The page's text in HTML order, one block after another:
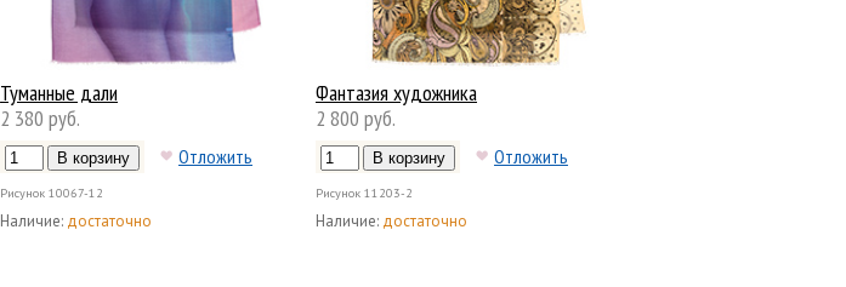
Туманные дали
2 380 руб.
Отложить
Рисунок 10067-12
Наличие: достаточно
Фантазия художника
2 800 руб.
Отложить
Рисунок 11203-2
Наличие: достаточно